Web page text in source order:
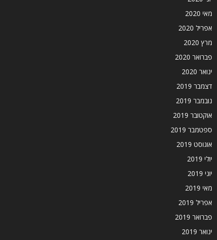
מאי 2020
אפריל 2020
מרץ 2020
פברואר 2020
ינואר 2020
דצמבר 2019
נובמבר 2019
אוקטובר 2019
ספטמבר 2019
אוגוסט 2019
יולי 2019
יוני 2019
מאי 2019
אפריל 2019
פברואר 2019
ינואר 2019